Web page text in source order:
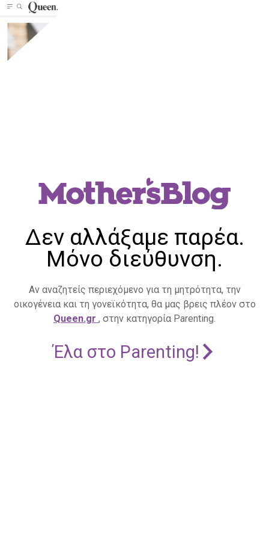
Δεν αλλάξαμε παρέα.
Μόνο διεύθυνση.
Αν αναζητείς περιεχόμενο για τη μητρότητα, την
οικογένεια και τη γονεϊκότητα, θα μας βρεις πλέον στο
Queen.gr , στην κατηγορία Parenting.
Έλα στο Parenting!